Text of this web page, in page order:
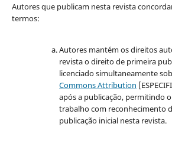
Autores que publicam nesta revista
termos:
Autores mantém os direitos
revista o direito de primeira
licenciado simultaneamente
Commons Attribution
após a publicação, permitindo
trabalho com reconhecimento
publicação inicial nesta revista.